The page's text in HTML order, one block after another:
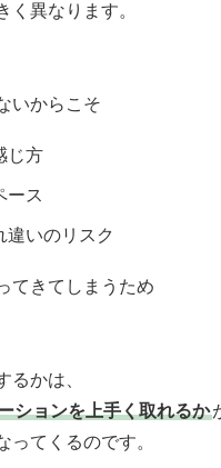
く異なります。
いからこそ
じ方
ース
違いのリスク
てきてしまうため
るかは、
ションを上手く取れるか
ってくるのです。